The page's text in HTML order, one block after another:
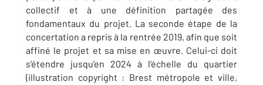
collectif et à une définition partagée des
fondamentaux du projet. La seconde étape de la
concertation a repris à la rentrée 2019, afin que soit
affiné le projet et sa mise en œuvre. Celui-ci doit
s’étendre jusqu’en 2024 à l’échelle du quartier
(illustration copyright : Brest métropole et ville,